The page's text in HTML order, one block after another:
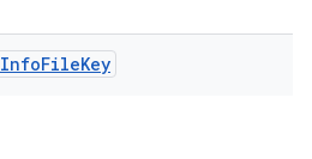
InfoFileKey